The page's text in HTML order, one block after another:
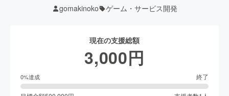
gomakinoko ゲーム・サービス開発
現在の支援総額
3,000円
0%達成 終了